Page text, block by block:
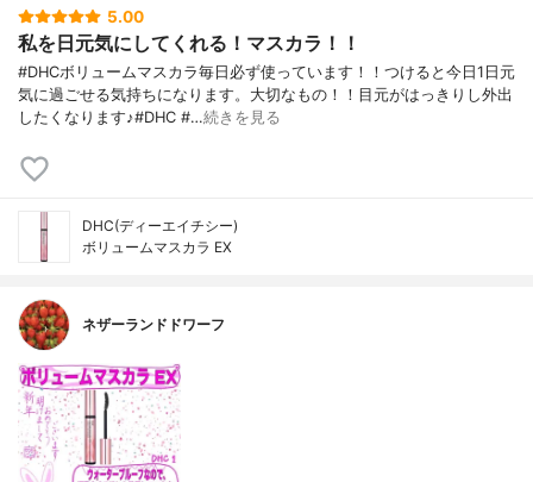
5.00
私を日元気にしてくれる！マスカラ！！
#DHCボリュームマスカラ毎日必ず使っています！！つけると今日1日元
気に過ごせる気持ちになります。大切なもの！！目元がはっきりし外出
したくなります♪#DHC #…続きを見る
DHC(ディーエイチシー)
ボリュームマスカラ EX
ネザーランドドワーフ